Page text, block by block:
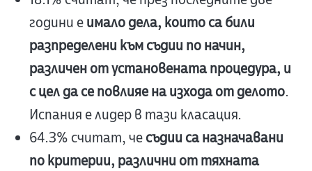
години еимало дела, които са били
разпределени към съдии по начин,
различен от установената процедура, и
с цел да се повлияе на изхода от делото.
Испания е лидер в тази класация.
64.3% считат, чесъдии са назначавани
по критерии, различни от тяхната